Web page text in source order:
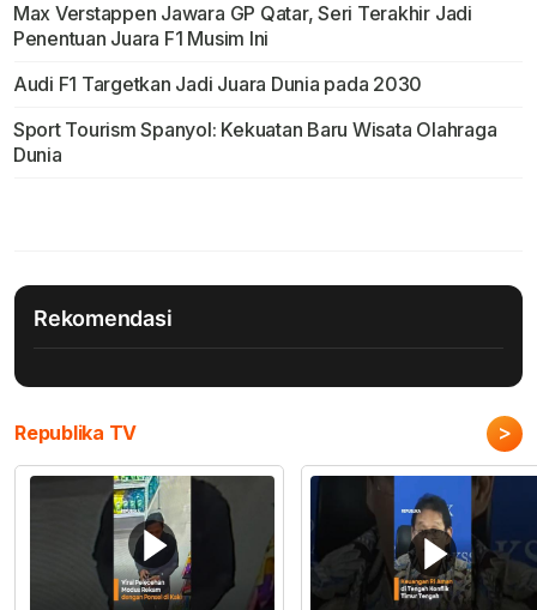
Max Verstappen Jawara GP Qatar, Seri Terakhir Jadi
Penentuan Juara F1 Musim Ini
Audi F1 Targetkan Jadi Juara Dunia pada 2030
Sport Tourism Spanyol: Kekuatan Baru Wisata Olahraga
Dunia
Rekomendasi
Republika TV >